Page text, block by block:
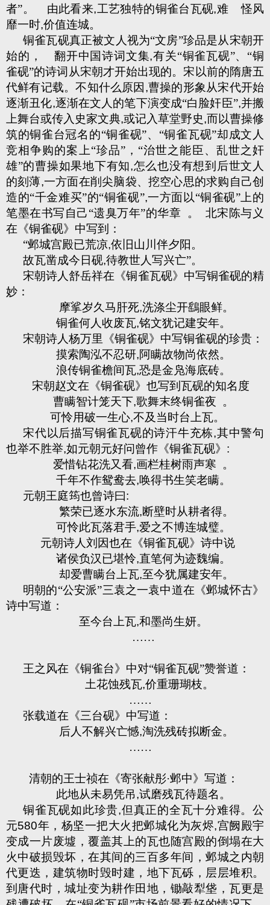
者”。
由此看来,工艺独特的铜雀台瓦砚,难
怪风
靡一时,价值连城。
铜雀瓦砚真正被文人视为“文房”珍品是从宋朝开
始的，
翻开中国诗词文集,有关“铜雀瓦砚”、“铜
雀砚”的诗词从宋朝才开始出现的。宋以前的隋唐五
代鲜有记载。不知什么原因 ,曹操的形象从宋代开始
逐渐丑化,逐渐在文人的笔下演变成“白脸奸臣”,并搬
上舞台或传入史家文典,或记入草堂野史,而以曹操修
筑的铜雀台冠名的“铜雀砚”、“铜雀瓦砚”却成文人
竞相争购的案上“珍品”，“治世之能臣、乱世之奸
雄”的曹操如果地下有知,怎么也没有想到后世文人
的刻薄,一方面在削尖脑袋、挖空心思的求购自己创
造的“千金难买”的“铜雀砚”,一方面以“铜雀砚”上的
笔墨在书写自己“遗臭万年”的华章
。
北宋陈与义
在《铜雀砚》中写到：
“邺城宫殿已荒凉,依旧山川伴夕阳。
故瓦凿成今日砚,待教世人写兴亡”。
宋朝诗人舒岳祥在《铜雀瓦砚》中写铜雀砚的精
妙：
摩挲岁久马肝死,洗涤尘开鷂眼鲜。
铜雀何人收废瓦,铭文犹记建安年。
宋朝诗人杨万里《铜雀砚》中写铜雀砚的珍贵：
摸索陶泓不忍研,阿瞒故物尚依然。
浪传铜雀檐间瓦,恐是金凫海底砖。
宋朝赵文在《铜雀砚》也写到瓦砚的知名度
曹瞒智计笼天下,歌舞末终铜雀夜
。
可怜用破一生心,不及当时台上瓦。
宋代以后描写铜雀瓦砚的诗汗牛充栋,其中警句
也举不胜举,如元朝元好问曾作《铜雀瓦砚》 :
爱惜钻花洗又看,画栏桂树雨声寒 。
千年不作鸳鸯去,唤得书生笑老瞒。
元朝王庭筠也曾诗曰:
繁荣已逐水东流,断壁时从耕者得。
可怜此瓦落君手,爱之不博连城璧。
元朝诗人刘因也在《铜雀瓦砚》诗中说
诸侯负汉已堪怜,直笔何为迹魏编。
却爱曹瞒台上瓦,至今犹属建安年。
明朝的“公安派”三袁之一袁中道在《邺城怀古》
诗中写道：
至今台上瓦,和墨尚生妍。
……
王之风在《铜雀台》中对“铜雀瓦砚”赞誉道：
土花蚀残瓦,价重珊瑚枝。
……
张载道在《三台砚》中写道：
后人不解兴亡憾,淘洗残砖拟断金。
……
清朝的王士祯在《寄张献彤·邺中》写道：
此地从未易凭吊,试磨残瓦待题名。
铜雀瓦砚如此珍贵,但真正的全瓦十分难得。公
元580年，杨坚一把大火把邺城化为灰烬,宫阙殿宇
变成一片废墟，覆盖其上的瓦也随宫殿的倒塌在大
火中破损毁坏，在其间的三百多年间，邺城之内朝
代更迭，建筑物时毁时建，地下瓦砾，层层堆积。
到唐代时，城址变为耕作田地，锄敲犁垡，瓦更是